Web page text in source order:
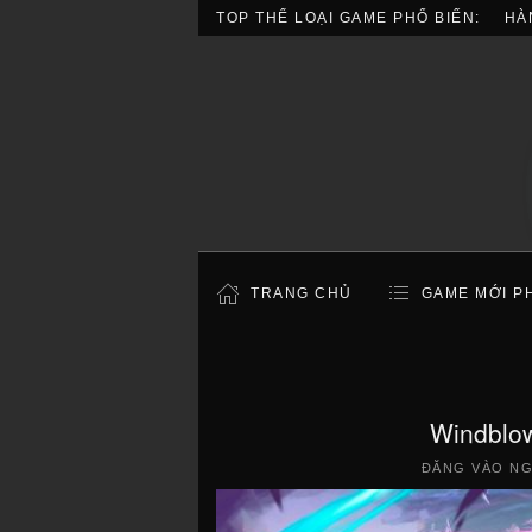
TOP THỂ LOẠI GAME PHỔ BIẾN:
TRANG CHỦ GAME MỚI
ĐĂNG VÀO